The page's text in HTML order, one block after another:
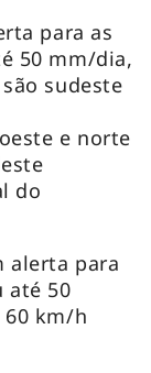
para as
50 mm/dia,
sudeste
e norte
do
alerta para
até 50
km/h